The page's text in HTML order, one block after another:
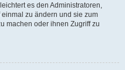
es den Administratoren,
zu ändern und sie zum
machen oder ihnen Zugriff zu